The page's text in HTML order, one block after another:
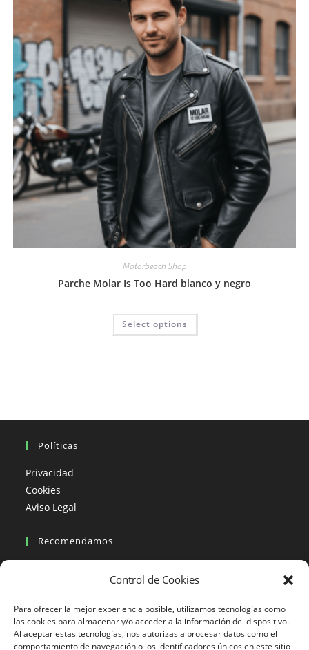
Control de Cookies
Para ofrecer la mejor experiencia posible, utilizamos tecnologías como
las cookies para almacenar y/o acceder a la información del dispositivo.
Al aceptar estas tecnologías, nos autorizas a procesar datos como el
comportamiento de navegación o los identificadores únicos en este sitio
Motorbeach Shop
Parche Molar Is Too Hard blanco y negro
Select options
Políticas
Privacidad
Cookies
Aviso Legal
Recomendamos
Viajes en moto organizados
Blogs viajes en moto
Más Visto